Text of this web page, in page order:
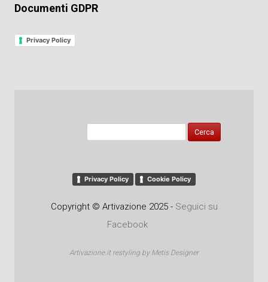
Documenti GDPR
Privacy Policy
Privacy Policy Cookie Policy
Copyright © Artivazione 2025 - Seguici su
Facebook
Artivazione.it restyling by Metis Designer